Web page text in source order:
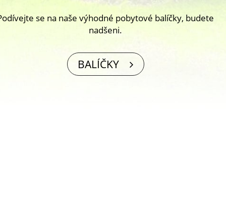
se na naše výhodné pobytové balíčky, budete
nadšeni.
BALÍČKY